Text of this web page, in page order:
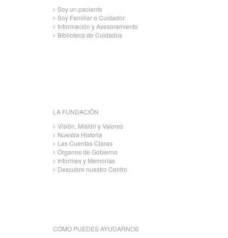
Soy un paciente
Soy Familiar o Cuidador
Información y Asesoramiento
Biblioteca de Cuidados
LA FUNDACIÓN
Visión, Misión y Valores
Nuestra Historia
Las Cuentas Claras
Órganos de Gobierno
Informes y Memorias
Descubre nuestro Centro
CÓMO PUEDES AYUDARNOS